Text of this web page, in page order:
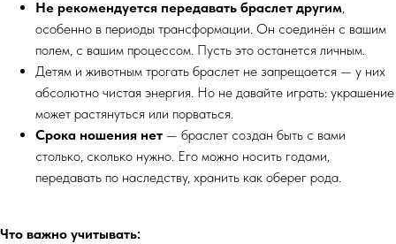
Не рекомендуется передавать браслет другим,
особенно в периоды трансформации. Он соединён с вашим
полем, с вашим процессом. Пусть это останется личным.
Детям и животным трогать браслет не запрещается — у них
абсолютно чистая энергия. Но не давайте играть: украшение
может растянуться или порваться.
Срока ношения нет — браслет создан быть с вами
столько, сколько нужно. Его можно носить годами,
передавать по наследству, хранить как оберег рода.
Что важно учитывать: